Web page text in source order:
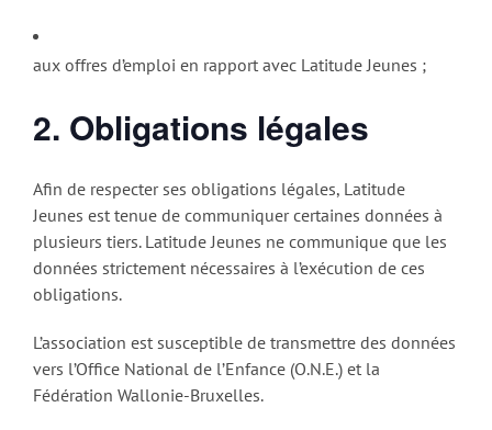
aux offres d’emploi en rapport avec Latitude Jeunes ;
2. Obligations légales
Afin de respecter ses obligations légales, Latitude
Jeunes est tenue de communiquer certaines données à
plusieurs tiers. Latitude Jeunes ne communique que les
données strictement nécessaires à l’exécution de ces
obligations.
L’association est susceptible de transmettre des données
vers l’Office National de l’Enfance (O.N.E.) et la
Fédération Wallonie-Bruxelles.